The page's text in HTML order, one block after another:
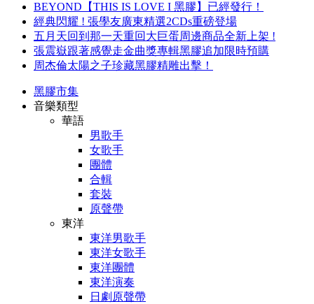
BEYOND【THIS IS LOVE I 黑膠】已經發行！
經典閃耀 ! 張學友廣東精選2CDs重磅登場
五月天回到那一天重回大巨蛋周邊商品全新上架 !
張震嶽跟著感覺走金曲獎專輯黑膠追加限時預購
周杰倫太陽之子珍藏黑膠精雕出擊！
黑膠市集
音樂類型
華語
男歌手
女歌手
團體
合輯
套裝
原聲帶
東洋
東洋男歌手
東洋女歌手
東洋團體
東洋演奏
日劇原聲帶